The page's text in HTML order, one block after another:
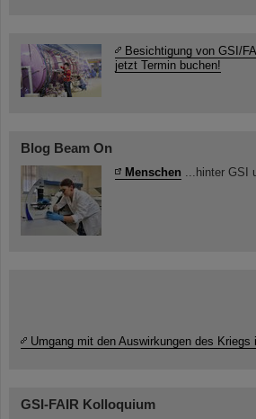
Besichtigung von GSI/
jetzt Termin buchen!
Blog Beam On
Menschen ...hinter GSI
Umgang mit den Auswirkungen des Kriegs
GSI-FAIR Kolloquium